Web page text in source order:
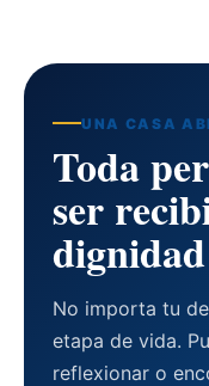
UNA CASA
Toda
ser
dignidad
No importa tu
etapa de vida.
reflexionar o